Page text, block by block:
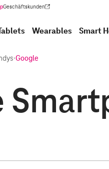
Geschäftskunden
(Wird in einem neuen Tab geöffnet)
Wearables Smart
·Google